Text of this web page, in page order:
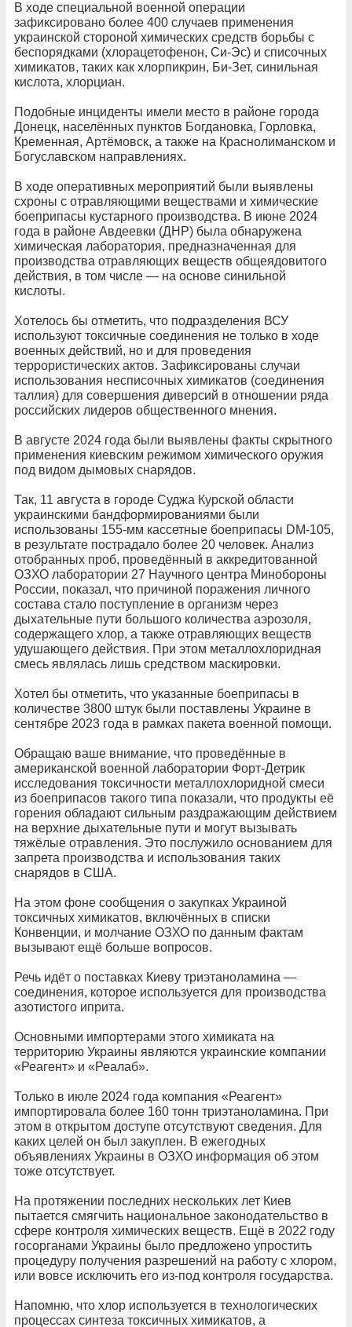
В ходе специальной военной операции
зафиксировано более 400 случаев применения
украинской стороной химических средств борьбы с
беспорядками (хлорацетофенон, Си-Эс) и списочных
химикатов, таких как хлорпикрин, Би-Зет, синильная
кислота, хлорциан.
Подобные инциденты имели место в районе города
Донецк, населённых пунктов Богдановка, Горловка,
Кременная, Артёмовск, а также на Краснолиманском и
Богуславском направлениях.
В ходе оперативных мероприятий были выявлены
схроны с отравляющими веществами и химические
боеприпасы кустарного производства. В июне 2024
года в районе Авдеевки (ДНР) была обнаружена
химическая лаборатория, предназначенная для
производства отравляющих веществ общеядовитого
действия, в том числе — на основе синильной
кислоты.
Хотелось бы отметить, что подразделения ВСУ
используют токсичные соединения не только в ходе
военных действий, но и для проведения
террористических актов. Зафиксированы случаи
использования несписочных химикатов (соединения
таллия) для совершения диверсий в отношении ряда
российских лидеров общественного мнения.
В августе 2024 года были выявлены факты скрытного
применения киевским режимом химического оружия
под видом дымовых снарядов.
Так, 11 августа в городе Суджа Курской области
украинскими бандформированиями были
использованы 155-мм кассетные боеприпасы DM-105,
в результате пострадало более 20 человек. Анализ
отобранных проб, проведённый в аккредитованной
ОЗХО лаборатории 27 Научного центра Минобороны
России, показал, что причиной поражения личного
состава стало поступление в организм через
дыхательные пути большого количества аэрозоля,
содержащего хлор, а также отравляющих веществ
удушающего действия. При этом металлохлоридная
смесь являлась лишь средством маскировки.
Хотел бы отметить, что указанные боеприпасы в
количестве 3800 штук были поставлены Украине в
сентябре 2023 года в рамках пакета военной помощи.
Обращаю ваше внимание, что проведённые в
американской военной лаборатории Форт-Детрик
исследования токсичности металлохлоридной смеси
из боеприпасов такого типа показали, что продукты её
горения обладают сильным раздражающим действием
на верхние дыхательные пути и могут вызывать
тяжёлые отравления. Это послужило основанием для
запрета производства и использования таких
снарядов в США.
На этом фоне сообщения о закупках Украиной
токсичных химикатов, включённых в списки
Конвенции, и молчание ОЗХО по данным фактам
вызывают ещё больше вопросов.
Речь идёт о поставках Киеву триэтаноламина —
соединения, которое используется для производства
азотистого иприта.
Основными импортерами этого химиката на
территорию Украины являются украинские компании
«Реагент» и «Реалаб».
Только в июле 2024 года компания «Реагент»
импортировала более 160 тонн триэтаноламина. При
этом в открытом доступе отсутствуют сведения. Для
каких целей он был закуплен. В ежегодных
объявлениях Украины в ОЗХО информация об этом
тоже отсутствует.
На протяжении последних нескольких лет Киев
пытается смягчить национальное законодательство в
сфере контроля химических веществ. Ещё в 2022 году
госорганами Украины было предложено упростить
процедуру получения разрешений на работу с хлором,
или вовсе исключить его из-под контроля государства.
Напомню, что хлор используется в технологических
процессах синтеза токсичных химикатов, а